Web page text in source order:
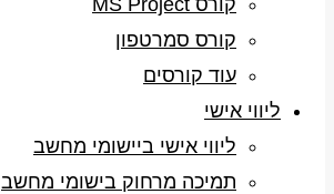
קורס MS Project
קורס סמרטפון
עוד קורסים
ליווי אישי
ליווי אישי ביישומי מחשב
תמיכה מרחוק בישומי מחשב